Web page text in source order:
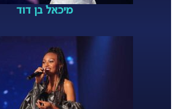
מיכאל בן דוד